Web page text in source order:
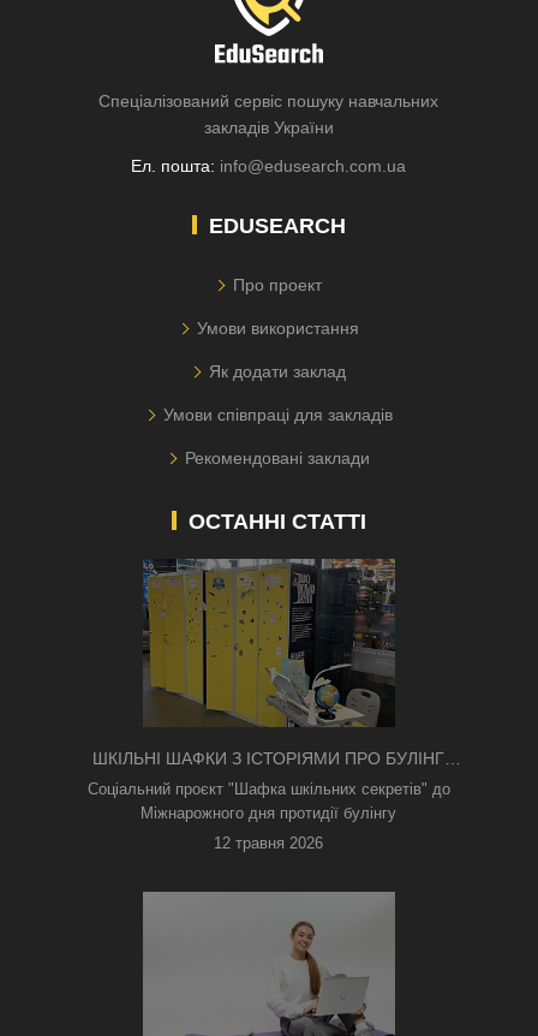
Спеціалізований сервіс пошуку навчальних
закладів України
Ел. пошта: info@edusearch.com.ua
EDUSEARCH
Про проект
Умови використання
Як додати заклад
Умови співпраці для закладів
Рекомендовані заклади
ОСТАННІ СТАТТІ
ШКІЛЬНІ ШАФКИ З ІСТОРІЯМИ ПРО БУЛІНГ
З'ЯВИЛИСЯ В КИЄВІ
Соціальний проєкт "Шафка шкільних секретів" до
Міжнарожного дня протидії булінгу
12 травня 2026